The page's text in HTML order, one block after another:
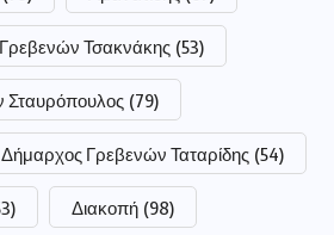
Γρεβενών Τσακνάκης (53)
Σταυρόπουλος (79)
Δήμαρχος Γρεβενών Ταταρίδης (54)
Διακοπή (98)